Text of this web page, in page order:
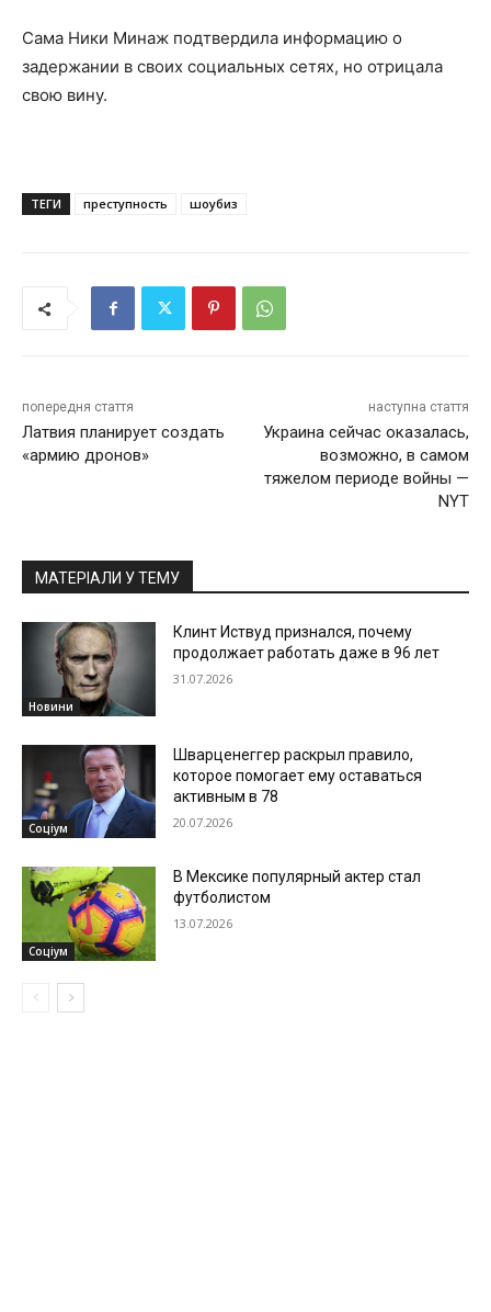
Сама Ники Минаж подтвердила информацию о
задержании в своих социальных сетях, но отрицала
свою вину.
ТЕГИ преступность шоубиз
попередня стаття
Латвия планирует создать
«армию дронов»
наступна стаття
Украина сейчас оказалась,
возможно, в самом
тяжелом периоде войны —
NYT
МАТЕРІАЛИ У ТЕМУ
Новини
Клинт Иствуд признался, почему
продолжает работать даже в 96 лет
31.07.2026
Соціум
Шварценеггер раскрыл правило,
которое помогает ему оставаться
активным в 78
20.07.2026
Соціум
В Мексике популярный актер стал
футболистом
13.07.2026